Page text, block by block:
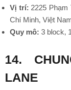
Vị trí: 2225 Phạm
Chí Minh, Việt
Quy mô: 3 block,
14.
LANE